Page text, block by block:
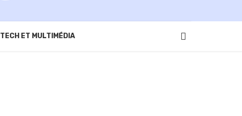
TECH ET MULTIMÉDIA